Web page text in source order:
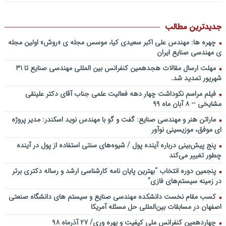
آینده پژوهی – برنامه خندوانه
سخنرانی دکتر دیواندری در خصوص آینده صنعت بانکداری / کنفرانس
ملی توسعه مدیریت پولی و بانکی
بهمن ماه ۹۲
جدیدترین مطالب
چهره ها: مهندس علی اکبر سعیدی کیا، موسس مجله ی «روش» اولین مجله
ی مهندسی صنایع ایران
مهلت ارسال مقالات هجدهمین کنفرانس بین المللی مهندسی صنایع تا ۳۱
شهریور تمدید شد.
فیلم مراسم نکوداشت چهار دهه فعالیت علمی جناب آقای دکتر علینقی
مشایخی – ۸ آبان ماه ۹۹
ماراتن هنر و مهندسی صنایع: گفت و گو با مهندس نوید اسکندر: مدیر پروژه
ای موفق، موزیسینی نوآور
پنج پیش‌بینی درباره آینده پول / شیوه‌های سنتی استفاده از پول در آینده
چطور تغییر می‌کند
پنجمین دورۀ انتخاب “بهترین پایان ­نامه کارشناسی­ ارشد و رساله دکتری برتر
در زمینه سیستم‌های فازی”
کسب مقام نخست دانشکده مهندسی صنایع و سیستم های دانشگاه صنعتی
اصفهان در مسابقات بین‌المللی حل مسئله آمریکا
چهاردهمین کنفرانس ملی کیفیت و بهره وری/ ۲۷ آذرماه ۹۸